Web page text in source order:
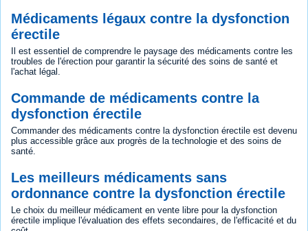
Médicaments légaux contre la dysfonction
érectile
Il est essentiel de comprendre le paysage des médicaments contre les
troubles de l'érection pour garantir la sécurité des soins de santé et
l'achat légal.
Commande de médicaments contre la
dysfonction érectile
Commander des médicaments contre la dysfonction érectile est devenu
plus accessible grâce aux progrès de la technologie et des soins de
santé.
Les meilleurs médicaments sans
ordonnance contre la dysfonction érectile
Le choix du meilleur médicament en vente libre pour la dysfonction
érectile implique l'évaluation des effets secondaires, de l'efficacité et du